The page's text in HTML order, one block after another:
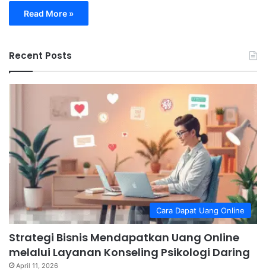
Read More »
Recent Posts
Cara Dapat Uang Online
Strategi Bisnis Mendapatkan Uang Online
melalui Layanan Konseling Psikologi Daring
April 11, 2026